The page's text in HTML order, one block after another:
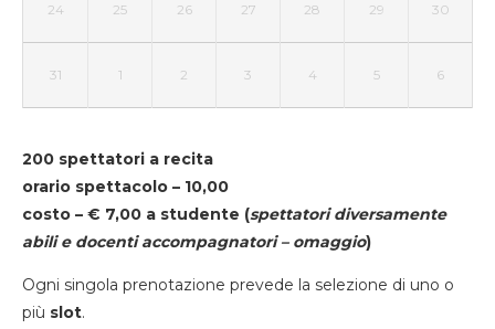
24 25 26 27 28 29 30
31 1 2 3 4 5 6
200 spettatori a recita
orario spettacolo – 10,00
costo – € 7,00 a studente (spettatori diversamente
abili e docenti accompagnatori – omaggio)
Ogni singola prenotazione prevede la selezione di uno o
più slot.